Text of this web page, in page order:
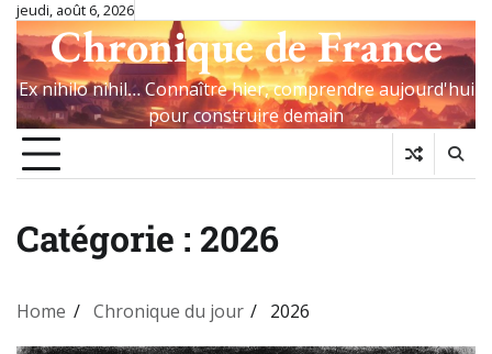
Skip
content
jeudi, août 6, 2026
Chronique de France
Ex nihilo nihil… Connaître hier, comprendre aujourd'hui
pour construire demain
Catégorie : 2026
Home Chronique du jour 2026